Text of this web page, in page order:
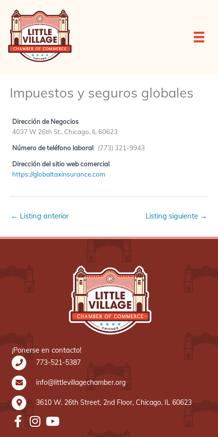
contenido
Impuestos y seguros globales
Dirección de Negocios
4037 W 26th St., Chicago, IL 60623
Número de teléfono laboral (773) 321-9943
Dirección del sitio web comercial
https://globaltaxinsurance.com
← Listing anterior Listing siguiente →
¡Ponerse en contacto!
773-521-5387
info@littlevillagechamber.org
3610 W. 26th Street, 2nd Floor, Chicago, IL 60623